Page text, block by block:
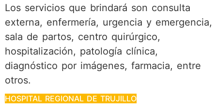
Los servicios que brindará son consulta
externa, enfermería, urgencia y emergencia,
sala de partos, centro quirúrgico,
hospitalización, patología clínica,
diagnóstico por imágenes, farmacia, entre
otros.
HOSPITAL REGIONAL DE TRUJILLO